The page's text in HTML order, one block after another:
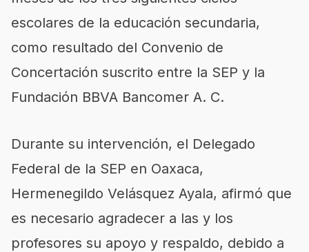
escolares de la educación secundaria,
como resultado del Convenio de
Concertación suscrito entre la SEP y la
Fundación BBVA Bancomer A. C.
Durante su intervención, el Delegado
Federal de la SEP en Oaxaca,
Hermenegildo Velásquez Ayala, afirmó que
es necesario agradecer a las y los
profesores su apoyo y respaldo, debido a